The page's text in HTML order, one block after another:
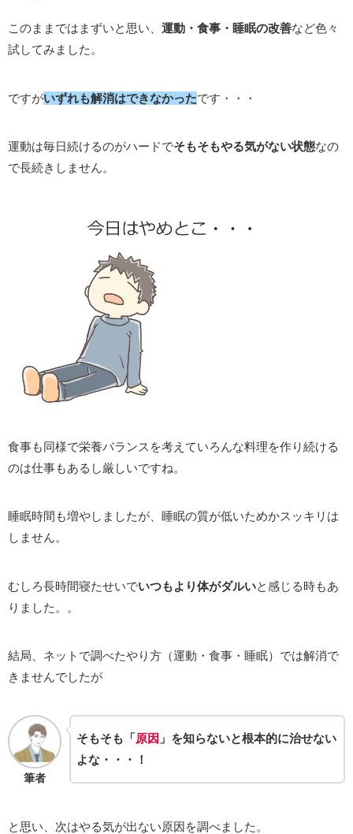
このままではまずいと思い、 運動・食事・睡眠の改善など色々
試してみました。
ですがいずれも解消はできなかったです・・・
運動は毎日続けるのがハードでそもそもやる気がない状態なの
で長続きしません。
食事も同様で栄養バランスを考えていろんな料理を作り続ける
のは仕事もあるし厳しいですね。
睡眠時間も増やしましたが、睡眠の質が低いためかスッキリは
しません。
むしろ長時間寝たせいでいつもより体がダルいと感じる時もあ
りました。。
結局、ネットで調べたやり方（運動・食事・睡眠）では解消で
きませんでしたが
筆者
そもそも「原因 」を知らないと根本的に治せない
よな・・・！
と思い、次はやる気が出ない原因を調べました。